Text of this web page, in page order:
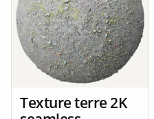
Texture terre 2K